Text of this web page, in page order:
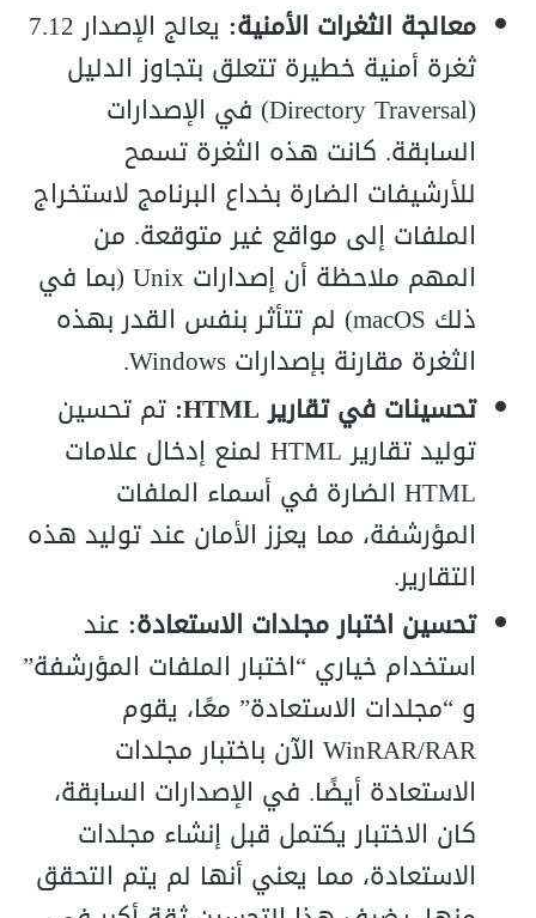
معالجة الثغرات الأمنية:
يعالج الإصدار 7.12
ثغرة أمنية خطيرة تتعلق بتجاوز الدليل
(Directory Traversal) في الإصدارات
السابقة. كانت هذه الثغرة تسمح
للأرشيفات الضارة بخداع البرنامج لاستخراج
الملفات إلى مواقع غير متوقعة. من
المهم ملاحظة أن إصدارات Unix (بما في
ذلك macOS) لم تتأثر بنفس القدر بهذه
الثغرة مقارنة بإصدارات Windows.
تحسينات في تقارير HTML:
تم تحسين
توليد تقارير HTML لمنع إدخال علامات
HTML الضارة في أسماء الملفات
المؤرشفة، مما يعزز الأمان عند توليد هذه
التقارير.
تحسين اختبار مجلدات الاستعادة: عند
استخدام خياري “اختبار الملفات المؤرشفة”
و “مجلدات الاستعادة” معًا، يقوم
WinRAR/RAR الآن باختبار مجلدات
الاستعادة أيضًا. في الإصدارات السابقة،
كان الاختبار يكتمل قبل إنشاء مجلدات
الاستعادة، مما يعني أنها لم يتم التحقق